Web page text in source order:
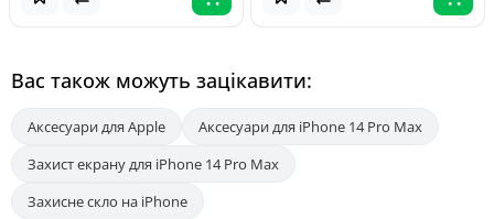
Вас також можуть зацікавити:
Аксесуари для Apple
Аксесуари для iPhone 14 Pro Max
Захист екрану для iPhone 14 Pro Max
Захисне скло на iPhone